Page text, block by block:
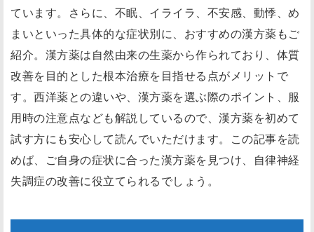
ています。さらに、不眠、イライラ、不安感、動悸、め
まいといった具体的な症状別に、おすすめの漢方薬もご
紹介。漢方薬は自然由来の生薬から作られており、体質
改善を目的とした根本治療を目指せる点がメリットで
す。西洋薬との違いや、漢方薬を選ぶ際のポイント、服
用時の注意点なども解説しているので、漢方薬を初めて
試す方にも安心して読んでいただけます。この記事を読
めば、ご自身の症状に合った漢方薬を見つけ、自律神経
失調症の改善に役立てられるでしょう。